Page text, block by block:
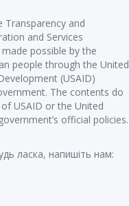
Transparency and
and Services
possible by the
people through the United
(USAID)
The contents do
USAID or the United
official policies.
ласка, напишіть нам: